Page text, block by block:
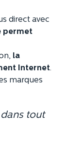
direct avec
permet
la
Internet.
marques
tout